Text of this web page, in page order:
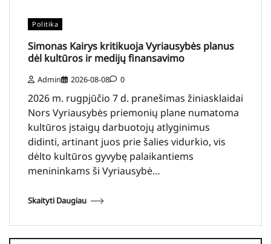
Politika
Simonas Kairys kritikuoja Vyriausybės planus
dėl kultūros ir medijų finansavimo
Admin 2026-08-08 0
2026 m. rugpjūčio 7 d. pranešimas žiniasklaidai
Nors Vyriausybės priemonių plane numatoma
kultūros įstaigų darbuotojų atlyginimus
didinti, artinant juos prie šalies vidurkio, vis
dėlto kultūros gyvybę palaikantiems
menininkams ši Vyriausybė…
Skaityti Daugiau